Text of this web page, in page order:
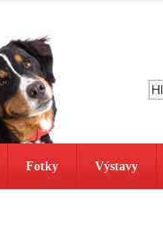
Fotky Výstavy